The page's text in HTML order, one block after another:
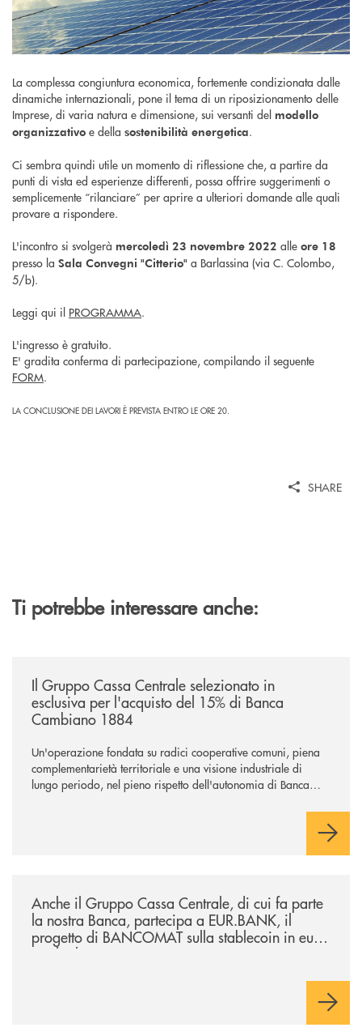
La complessa congiuntura economica, fortemente condizionata dalle
dinamiche internazionali, pone il tema di un riposizionamento delle
Imprese, di varia natura e dimensione, sui versanti del modello
organizzativo e della sostenibilità energetica.
Ci sembra quindi utile un momento di riflessione che, a partire da
punti di vista ed esperienze differenti, possa offrire suggerimenti o
semplicemente “rilanciare” per aprire a ulteriori domande alle quali
provare a rispondere.
L'incontro si svolgerà mercoledì 23 novembre 2022 alle ore 18
presso la Sala Convegni "Citterio" a Barlassina (via C. Colombo,
5/b).
Leggi qui il PROGRAMMA.
L'ingresso è gratuito.
E' gradita conferma di partecipazione, compilando il seguente
FORM.
LA CONCLUSIONE DEI LAVORI È PREVISTA ENTRO LE ORE 20.
SHARE
Ti potrebbe interessare anche:
Il Gruppo Cassa Centrale selezionato in
esclusiva per l'acquisto del 15% di Banca
Cambiano 1884
Un'operazione fondata su radici cooperative comuni, piena
complementarietà territoriale e una visione industriale di
lungo periodo, nel pieno rispetto dell'autonomia di Banca
negoziazione esclusiva per la finalizzazione dell’operazione.
Anche il Gruppo Cassa Centrale, di cui fa parte
la nostra Banca, partecipa a EUR.BANK, il
progetto di BANCOMAT sulla stablecoin in euro
e sul relativo ecosistema